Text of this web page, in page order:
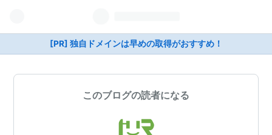
[PR] 独自ドメインは早めの取得がおすすめ！
このブログの読者になる